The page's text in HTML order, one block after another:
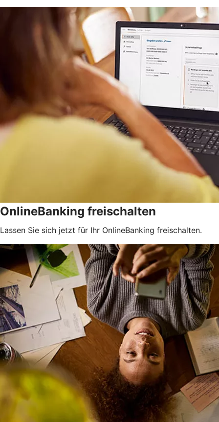
OnlineBanking freischalten
Lassen Sie sich jetzt für Ihr OnlineBanking freischalten.